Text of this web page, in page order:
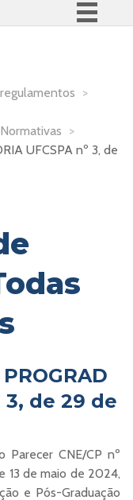
Participe
>
>
UFCSPA nº 3, de
3, de 29 de
Parecer CNE/CP nº
13 de maio de 2024,
e Pós-Graduação